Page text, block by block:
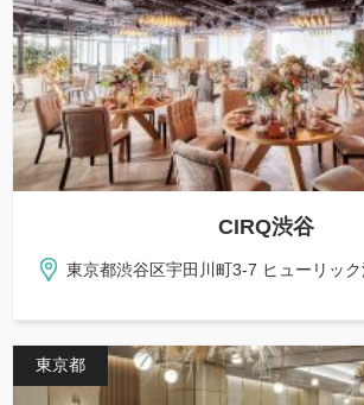
CIRQ渋谷
東京都渋谷区宇田川町3-7 ヒューリッ
東京都